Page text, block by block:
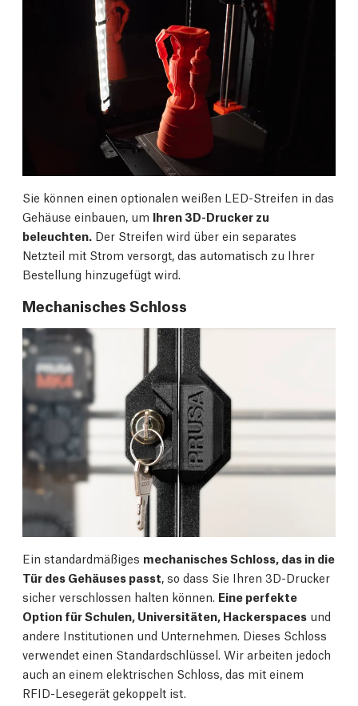
Sie können einen optionalen weißen LED-Streifen in das
Gehäuse einbauen, um Ihren 3D-Drucker zu
beleuchten. Der Streifen wird über ein separates
Netzteil mit Strom versorgt, das automatisch zu Ihrer
Bestellung hinzugefügt wird.
Mechanisches Schloss
Ein standardmäßiges mechanisches Schloss, das in die
Tür des Gehäuses passt , so dass Sie Ihren 3D-Drucker
sicher verschlossen halten können. Eine perfekte
Option für Schulen, Universitäten, Hackerspaces und
andere Institutionen und Unternehmen. Dieses Schloss
verwendet einen Standardschlüssel. Wir arbeiten jedoch
auch an einem elektrischen Schloss, das mit einem
RFID-Lesegerät gekoppelt ist.